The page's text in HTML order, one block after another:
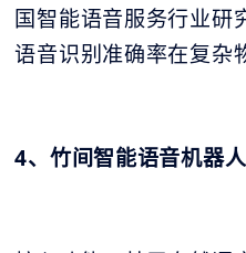
国智能语音服务行业研
语音识别准确率在复杂
4、竹间智能语音机器人